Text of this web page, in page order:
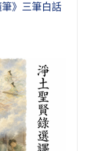
》三筆白話